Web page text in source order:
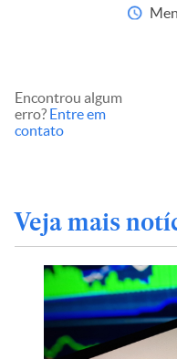
Encontrou algum
erro? Entre em
contato
Veja mais